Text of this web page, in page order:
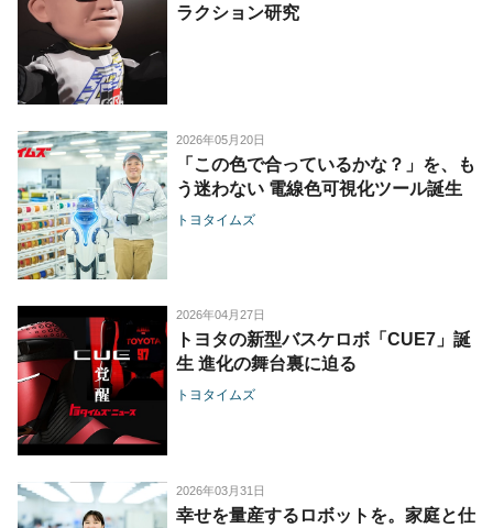
ラクション研究
2026年05月20日
「この色で合っているかな？」を、も
う迷わない 電線色可視化ツール誕生
トヨタイムズ
2026年04月27日
トヨタの新型バスケロボ「CUE7」誕
生 進化の舞台裏に迫る
トヨタイムズ
2026年03月31日
幸せを量産するロボットを。家庭と仕